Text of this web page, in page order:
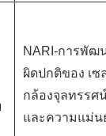
NARI-การพัฒ
ผิดปกติของ เซ
กล้องจุลทรรศ
และความแม่น